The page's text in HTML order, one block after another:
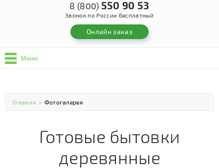
8 (800) 550 90 53
Звонок по России бесплатный
Онлайн заказ
Меню
Главная > Фотогалерея
Готовые бытовки
деревянные